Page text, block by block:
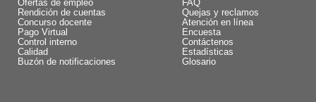
Ofertas de empleo
Rendición de cuentas
Concurso docente
Pago Virtual
Control interno
Calidad
Buzón de notificaciones
FAQ
Quejas y reclamos
Atención en línea
Encuesta
Contáctenos
Estadísticas
Glosario